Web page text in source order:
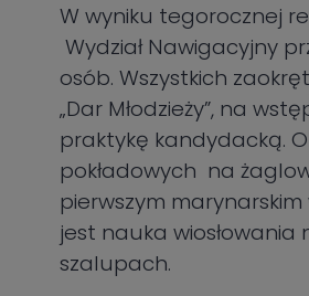
W wyniku tegorocznej
Wydział Nawigacyjny
osób. Wszystkich
„Dar Młodzieży”, na
praktykę kandydacką.
pokładowych na
pierwszym
jest nauka wiosłowania
szalupach.